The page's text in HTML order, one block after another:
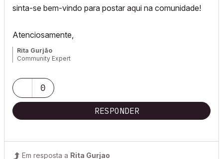
sinta-se bem-vindo para postar aqui na comunidade!
Atenciosamente,
Rita Gurjão
Community Expert
0
RESPONDER
Em resposta a Rita Gurjao